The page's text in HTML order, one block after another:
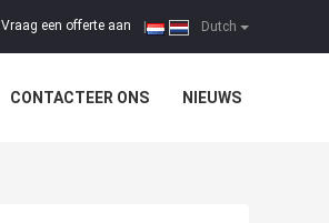
Dutch
Vraag een offerte aan
CONTACTEER ONS NIEUWS